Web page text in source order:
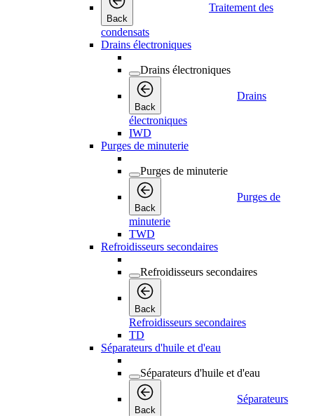
Back
Traitement des
condensats
Drains électroniques
Drains électroniques
Back
Drains
électroniques
IWD
Purges de minuterie
Purges de minuterie
Back
Purges de
minuterie
TWD
Refroidisseurs secondaires
Refroidisseurs secondaires
Back
Refroidisseurs secondaires
TD
Séparateurs d'huile et d'eau
Séparateurs d'huile et d'eau
Back
Séparateurs